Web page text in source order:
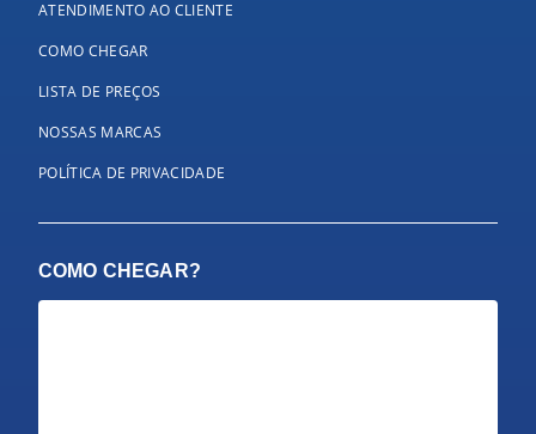
ATENDIMENTO AO CLIENTE
COMO CHEGAR
LISTA DE PREÇOS
NOSSAS MARCAS
POLÍTICA DE PRIVACIDADE
COMO CHEGAR?